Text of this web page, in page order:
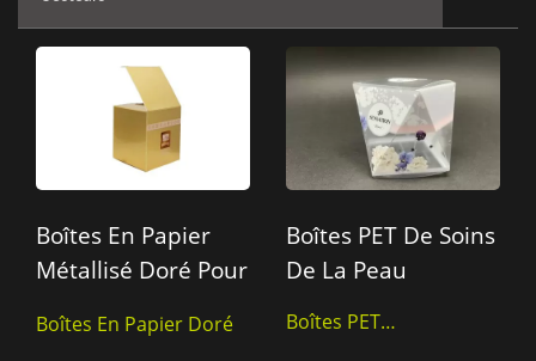
Boîtes En Papier
Métallisé Doré Pour
Boîtes En Papier Doré
Boîtes PET De Soins
De La Peau
Boîtes PET